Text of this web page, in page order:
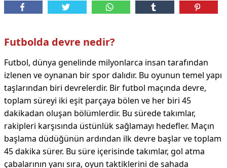
Futbolda devre nedir?
Futbol, dünya genelinde milyonlarca insan tarafından
izlenen ve oynanan bir spor dalıdır. Bu oyunun temel yapı
taşlarından biri devrelerdir. Bir futbol maçında devre,
toplam süreyi iki eşit parçaya bölen ve her biri 45
dakikadan oluşan bölümlerdir. Bu sürede takımlar,
rakipleri karşısında üstünlük sağlamayı hedefler. Maçın
başlama düdüğünün ardından ilk devre başlar ve toplam
45 dakika sürer. Bu süre içerisinde takımlar, gol atma
çabalarının yanı sıra, oyun taktiklerini de sahada